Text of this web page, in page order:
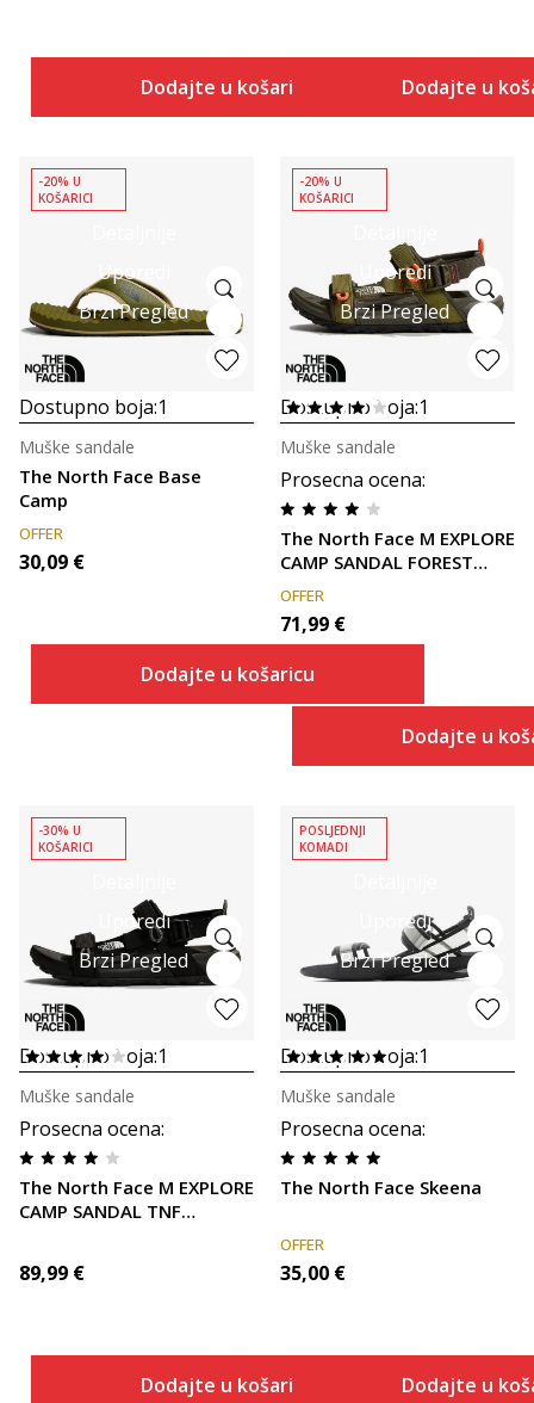
Dodajte u košaricu Dodajte u
Uporedi
Brzi Pregled
-20% U
KOŠARICI
Dostupno boja:1
The North Face Base
Camp
Muške sandale
OFFER
30,09 €
Dodajte u košaricu
Uporedi
Brzi Pregled
-20% U
KOŠARICI
Dostupno boja:1
Prosecna ocena:
The North Face M EXPLORE
CAMP SANDAL FOREST
OLIVE/NEW T
Muške sandale
OFFER
71,99 €
Dodajte u
Uporedi
Brzi Pregled
-30% U
KOŠARICI
Dostupno boja:1
Prosecna ocena:
The North Face M EXPLORE
CAMP SANDAL TNF
Muške sandale
89,99 €
Dodajte u košaricu
Uporedi
Brzi Pregled
POSLJEDNJI
KOMADI
Dostupno boja:1
Prosecna ocena:
The North Face Skeena
Muške sandale
OFFER
35,00 €
Dodajte u